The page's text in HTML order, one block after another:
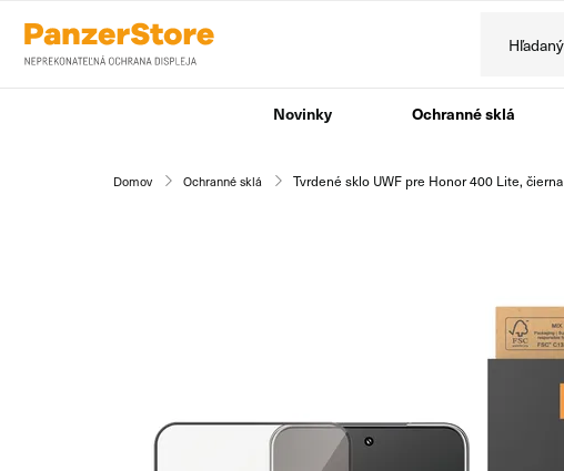
Novinky Ochranné sklá
Domov Ochranné sklá Tvrdené sklo UWF pre Honor 400 Lite, čierna